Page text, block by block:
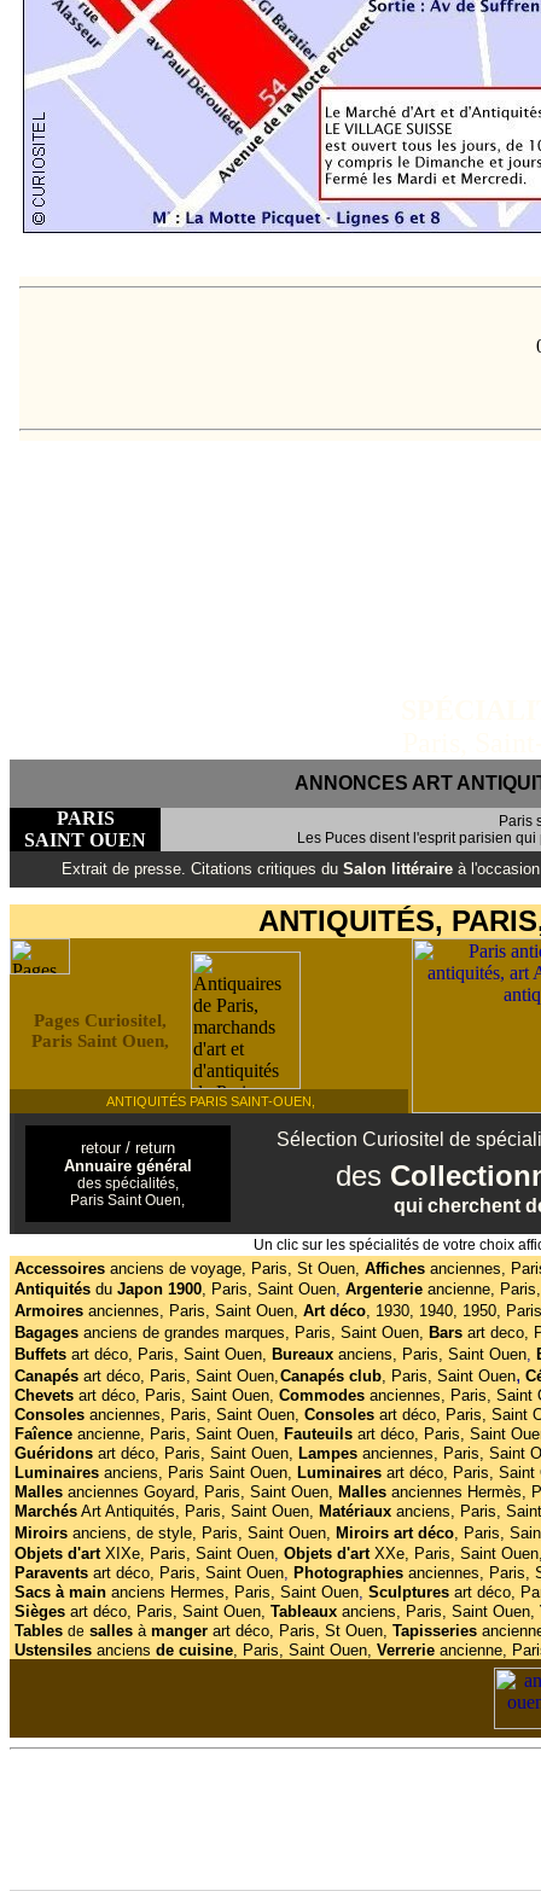
ANNONCES ART
PARIS
SAINT OUEN
Paris
Les Puces disent l'esprit parisien
Extrait de presse. Citations critiques du Salon littéraireà
ANTIQUITÉS,
Pages Curiositel,
Paris Saint Ouen,
ANTIQUITÉS PARIS SAINT-OUEN,
retour / return
Annuaire général
des spécialités,
Paris Saint Ouen,
Sélection Curiositel de
des
qui cherchent
Un clic sur les spécialités de votre choix
Accessoires anciens de voyage, Paris, St Ouen, Affiches anciennes,
Antiquités du Japon 1900, Paris, Saint Ouen, Argenterie ancienne,
Armoires anciennes, Paris, Saint Ouen, Art déco, 1930, 1940, 1950,
Bagages anciens de grandes marques, Paris, Saint Ouen, Bars art deco,
Buffets art déco, Paris, Saint Ouen, Bureaux anciens, Paris, Saint Ouen,
Canapés art déco, Paris, Saint Ouen,Canapés club, Paris, Saint Ouen,
Chevets art déco, Paris, Saint Ouen, Commodes anciennes, Paris, Saint
Consoles anciennes, Paris, Saint Ouen, Consoles art déco, Paris, Saint
Faîence ancienne, Paris, Saint Ouen, Fauteuils art déco, Paris, Saint
Guéridons art déco, Paris, Saint Ouen, Lampes anciennes, Paris, Saint
Luminaires anciens, Paris Saint Ouen, Luminaires art déco, Paris, Saint
Malles anciennes Goyard, Paris, Saint Ouen, Malles anciennes Hermès,
Marchés Art Antiquités, Paris, Saint Ouen, Matériaux anciens, Paris,
Miroirs anciens, de style, Paris, Saint Ouen, Miroirs art déco, Paris,
Objets d'art XIXe, Paris, Saint Ouen, Objets d'art XXe, Paris, Saint
Paravents art déco, Paris, Saint Ouen, Photographies anciennes, Paris,
Sacs à main anciens Hermes, Paris, Saint Ouen, Sculptures art déco,
Sièges art déco, Paris, Saint Ouen, Tableaux anciens, Paris, Saint Ouen,
Tables de salles àmanger art déco, Paris, St Ouen, Tapisseries
Ustensiles anciens de cuisine, Paris, Saint Ouen, Verrerie ancienne,